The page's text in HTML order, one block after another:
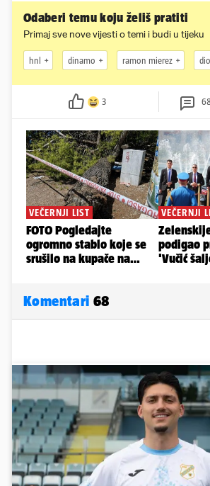
Odaberi temu koju želiš pratiti
Primaj sve nove vijesti o temi i budi u tijeku
hnl dinamo ramon mierez
3
Komentari 68